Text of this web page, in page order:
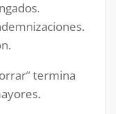
termina